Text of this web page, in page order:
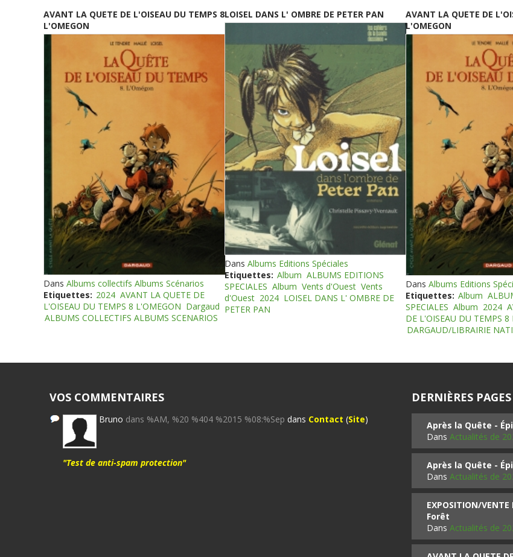
AVANT LA QUETE DE L'OISEAU DU TEMPS 8
L'OMEGON
Dans Albums collectifs Albums Scénarios
Etiquettes: 2024 AVANT LA QUETE DE
L'OISEAU DU TEMPS 8 L'OMEGON Dargaud
ALBUMS COLLECTIFS ALBUMS SCENARIOS
LOISEL DANS L' OMBRE DE PETER PAN
Dans Albums Editions Spéciales
Etiquettes: Album ALBUMS EDITIONS
SPECIALES Album Vents d'Ouest Vents
d'Ouest 2024 LOISEL DANS L' OMBRE DE
PETER PAN
AVANT LA QUETE DE
L'OMEGON
Dans Albums Editions
Etiquettes: Album
SPECIALES Album 2024
DE L'OISEAU DU TEMPS 8
DARGAUD/LIBRAIRIE
VOS COMMENTAIRES
Bruno dans %AM, %20 %404 %2015 %08:%Sep dans Contact (Site)
"Test de anti-spam protection"
DERNIÈRES
Après la Quête -
Dans Actualités de
Après la Quête -
Dans Actualités de
EXPOSITION/
Forêt
Dans Actualités de